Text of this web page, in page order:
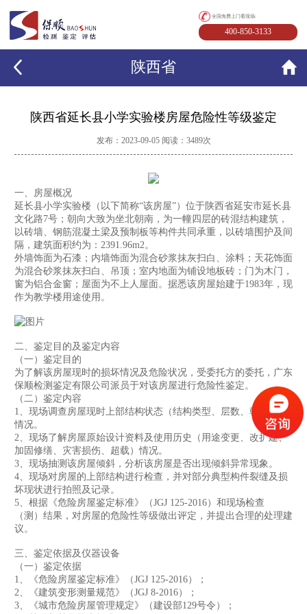
全国免费上门看现场:
400-850-3133
陕西省
陕西省延长县小学实验楼房屋危险性等级鉴定
发布：2023-09-05 阅读：3489次
一、房屋概况
延长县小学实验楼（以下简称“该房屋”）位于陕西省延安市延长县
文化路7号；朝向大致为坐北朝南，为一幢四层的砖混结构建筑，
以砖墙、钢筋混凝土梁及预制板等构件共同承重，以砖墙围护及间
隔，建筑面积约为：2391.96m2。
外墙饰面为石漆；内墙饰面为混合砂浆抹灰扫白、涂料；天花饰面
为混合砂浆抹灰扫白、吊顶；室内地面为铺设地板砖；门为木门，
窗为铝合金窗；屋面为不上人屋面。据悉该房屋始建于1983年，现
作为教学楼用途使用。
二、鉴定目的及鉴定内容
（一）鉴定目的
为了解该房屋现时的损坏情况及危险状况，受委托方的委托， 广东
保顺检测鉴定有限公司派员于对该房屋进行危险性鉴定。
（二）鉴定内容
1、现场调查房屋现时上部结构状态（结构类型、层数、朝向等）
情况。
2、现场了解房屋原始设计资料及使用历史（用途变更、改扩建、
加固修缮、灾害损伤、超载）情况。
3、现场抽测该房屋倾斜，分析该房屋是否出现倾斜异常现象。
4、现场对房屋的上部结构进行检查，并对部分典型构件裂缝及损
坏现状进行拍照及记录。
5、根据《危险房屋鉴定标准》（JGJ 125-2016）和现场检查
（测）结果，对房屋的危险性等级做出评定，并提出合理的处理建
议。
三、鉴定依据及仪器设备
（一）鉴定依据
1、《危险房屋鉴定标准》（JGJ 125-2016）；
2、《建筑变形测量规范》（JGJ 8-2016）；
3、《城市危险房屋管理规定》（建设部129号令）；